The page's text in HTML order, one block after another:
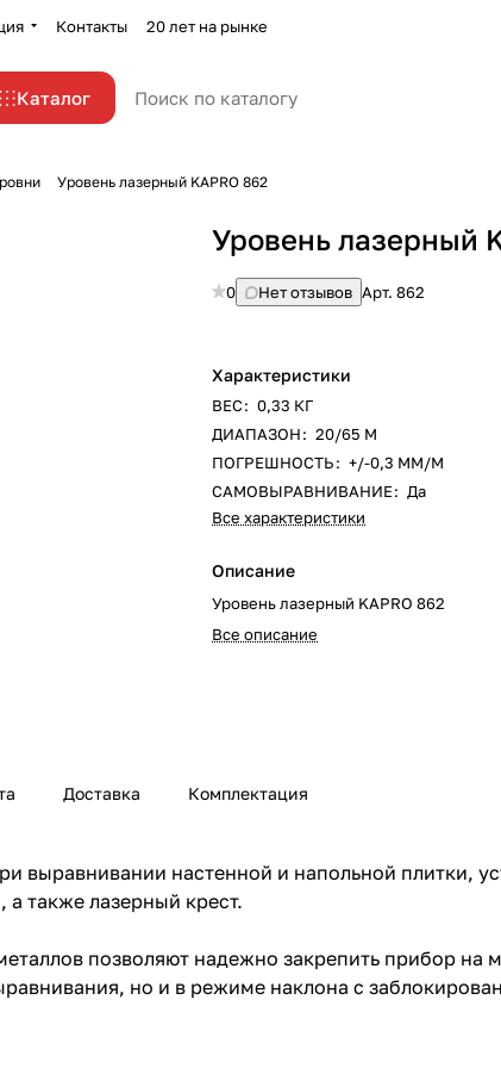
Контакты 20 лет на рынке
Каталог
Уровень лазерный KAPRO 862
Уровень лазерный
0 Нет отзывов Арт.862
Характеристики
ВЕС: 0,33 КГ
ДИАПАЗОН: 20/65 М
ПОГРЕШНОСТЬ: +/-0,3 ММ/М
САМОВЫРАВНИВАНИЕ: Да
Все характеристики
Описание
Уровень лазерный KAPRO 862
Все описание
Доставка Комплектация
выравнивании настенной и напольной плитки,
также лазерный крест.
позволяют надежно закрепить прибор на
но и в режиме наклона с